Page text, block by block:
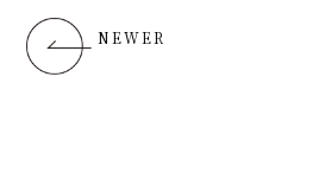
NEWER